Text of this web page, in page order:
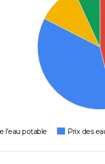
l'eau potable Prix des